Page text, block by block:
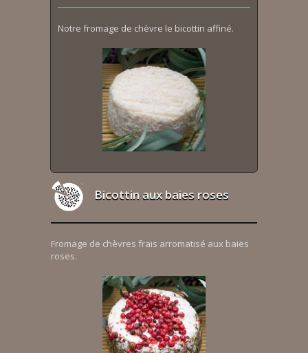
Notre fromage de chèvre le bicottin affiné.
Bicottin aux baies roses
Fromage de chèvres frais arromatisé aux baies
roses.